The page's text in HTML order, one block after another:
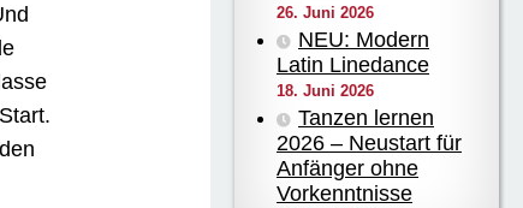
26. Juni 2026
NEU: Modern
Latin Linedance
18. Juni 2026
Tanzen lernen
2026 – Neustart für
Anfänger ohne
Vorkenntnisse